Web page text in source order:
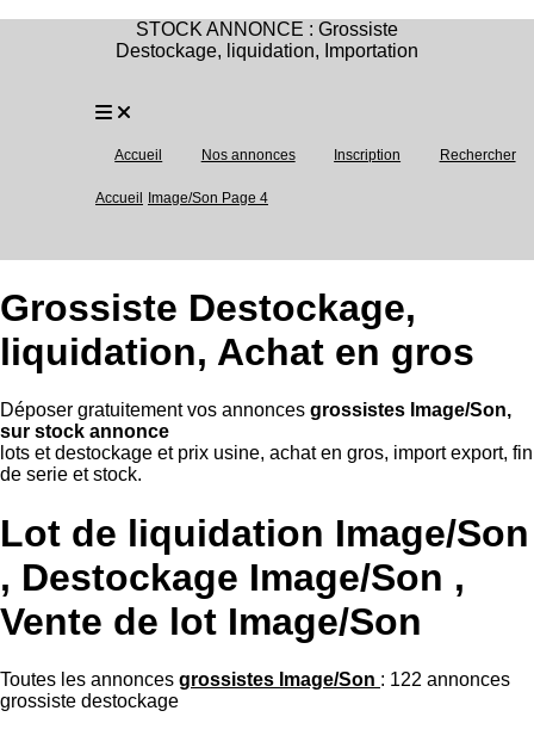
STOCK ANNONCE : Grossiste
Destockage, liquidation, Importation
Accueil Nos annonces Inscription Rechercher
Accueil Image/Son Page 4
Grossiste Destockage,
liquidation, Achat en gros
Déposer gratuitement vos annonces grossistes Image/Son,
sur stock annonce
lots et destockage et prix usine, achat en gros, import export, fin
de serie et stock.
Lot de liquidation Image/Son
, Destockage Image/Son ,
Vente de lot Image/Son
Toutes les annonces grossistes Image/Son : 122 annonces
grossiste destockage